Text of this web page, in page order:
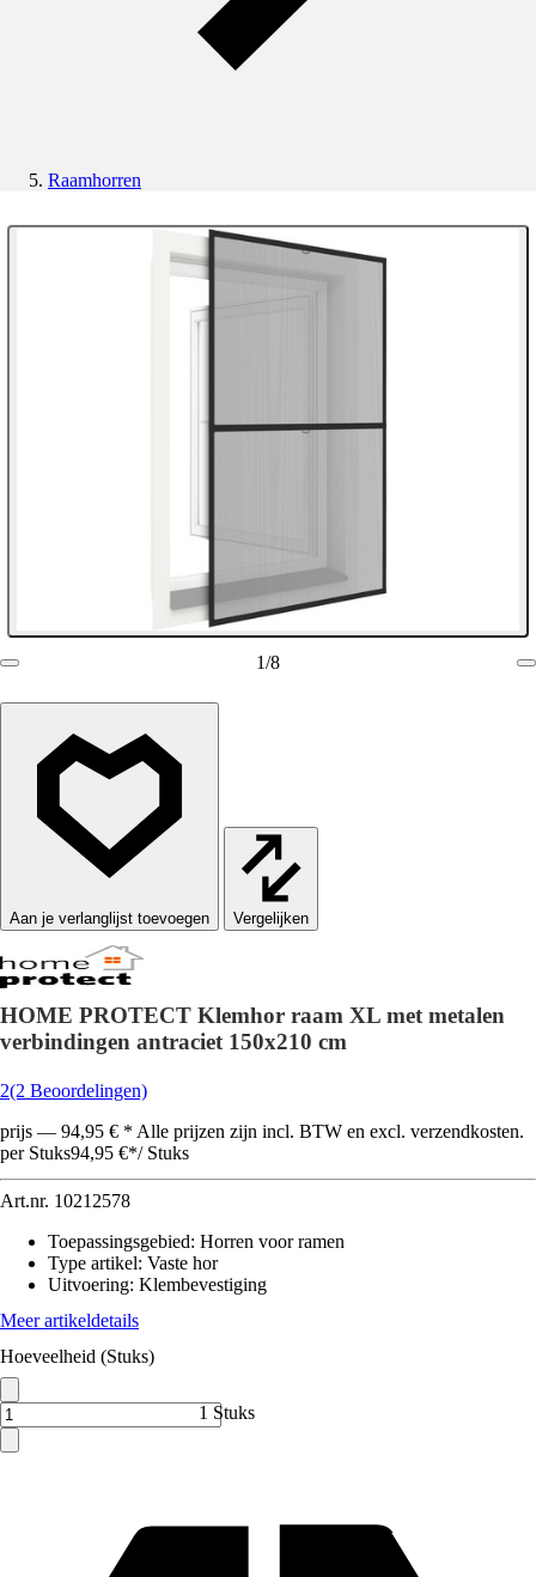
Raamhorren
1/8
Vergelijken
HOME PROTECT Klemhor raam XL met metalen
verbindingen antraciet 150x210 cm
2(2 Beoordelingen)
prijs — 94,95 € * Alle prijzen zijn incl. BTW en excl. verzendkosten.
per Stuks94,95 €*/ Stuks
Art.nr. 10212578
Toepassingsgebied: Horren voor ramen
Type artikel: Vaste hor
Uitvoering: Klembevestiging
Meer artikeldetails
Hoeveelheid (Stuks)
1 Stuks